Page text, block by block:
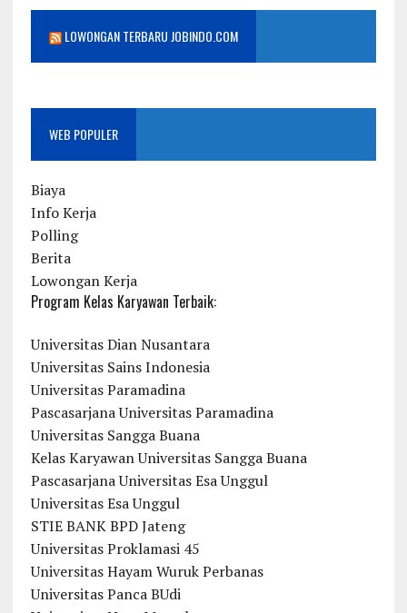
LOWONGAN TERBARU JOBINDO.COM
WEB POPULER
Biaya
Info Kerja
Polling
Berita
Lowongan Kerja
Program Kelas Karyawan Terbaik:
Universitas Dian Nusantara
Universitas Sains Indonesia
Universitas Paramadina
Pascasarjana Universitas Paramadina
Universitas Sangga Buana
Kelas Karyawan Universitas Sangga Buana
Pascasarjana Universitas Esa Unggul
Universitas Esa Unggul
STIE BANK BPD Jateng
Universitas Proklamasi 45
Universitas Hayam Wuruk Perbanas
Universitas Panca BUdi